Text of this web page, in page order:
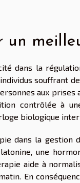
dans la
souffrant
aux prises
contrôlée à
biologique
dans la
une
aide à
En